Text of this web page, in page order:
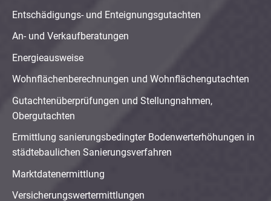
Entschädigungs- und Enteignungsgutachten
An- und Verkaufberatungen
Energieausweise
Wohnflächenberechnungen und Wohnflächengutachten
Gutachtenüberprüfungen und Stellungnahmen,
Obergutachten
Ermittlung sanierungsbedingter Bodenwerterhöhungen in
städtebaulichen Sanierungsverfahren
Marktdatenermittlung
Versicherungswertermittlungen